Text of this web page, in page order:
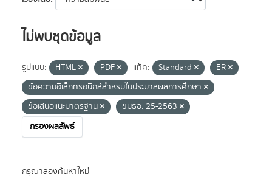
ไม่พบชุดข้อมูล
รูปแบบ: HTML PDF แท็ค: Standard
ER
ข้อความอิเล็กทรอนิกส์สำหรบในประมาลผลการศึกษา
ข้อเสนอแนะมาตรฐาน
ขมธอ. 25-2563
กรองผลลัพธ์
กรุณาลองค้นหาใหม่